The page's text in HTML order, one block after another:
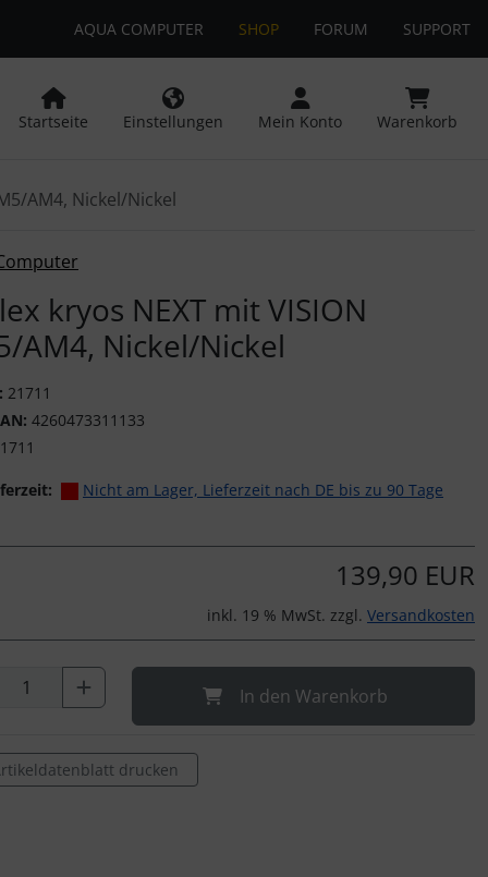
AQUA COMPUTER SHOP FORUM SUPPORT
Startseite Einstellungen Mein Konto Warenkorb
AM4, Nickel/Nickel
kryos NEXT mit VISION
AM4, Nickel/Nickel
21711
4260473311133
Nicht am Lager, Lieferzeit nach DE bis zu 90 Tage
nutzen, um zwischen den Bildern zu navigieren.
139,90 EUR
inkl. 19 % MwSt. zzgl. Versandkosten
In den Warenkorb
drucken